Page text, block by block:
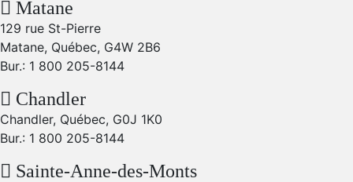
Matane
129 rue St-Pierre
Matane, Québec, G4W 2B6
Bur.: 1 800 205-8144
Chandler
Chandler, Québec, G0J 1K0
Bur.: 1 800 205-8144
Sainte-Anne-des-Monts